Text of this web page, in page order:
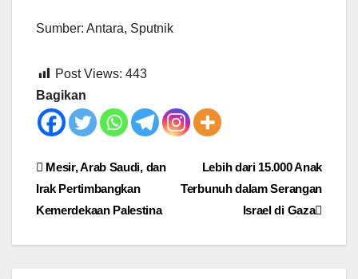
Sumber: Antara, Sputnik
Post Views: 443
Bagikan
Post
navigation
Lebih dari 15.000 Anak
Terbunuh dalam Serangan
Israel di Gaza
Mesir, Arab Saudi, dan
Irak Pertimbangkan
Kemerdekaan Palestina